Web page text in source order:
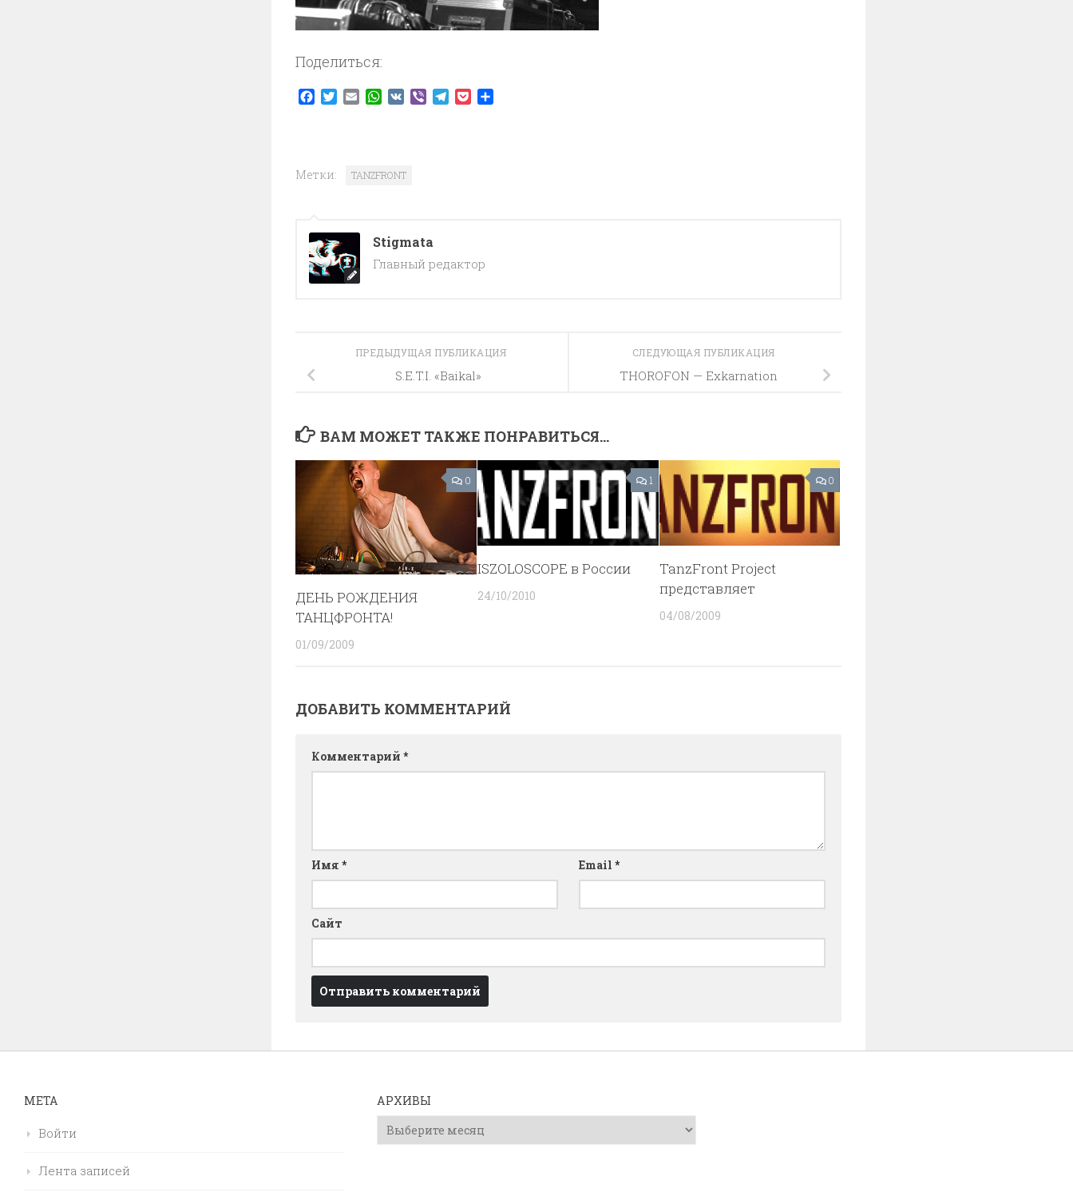
Поделиться:
Facebook
TwitterEmailWhatsApp
VK ViberTelegram
Pocket
Метки: TANZFRONT
Stigmata
Главный редактор
СЛЕДУЮЩАЯ ПУБЛИКАЦИЯ
THOROFON — Exkarnation
ПРЕДЫДУЩАЯ ПУБЛИКАЦИЯ
S.E.T.I. «Baikal»
ВАМ МОЖЕТ ТАКЖЕ ПОНРАВИТЬСЯ...
0
ДЕНЬ РОЖДЕНИЯ
ТАНЦФРОНТА!
01/09/2009
1
ISZOLOSCOPE в России
24/10/2010
0
TanzFront Project
представляет
04/08/2009
ДОБАВИТЬ КОММЕНТАРИЙ
Комментарий *
Имя * Email *
Сайт
МЕТА
Войти
Лента записей
АРХИВЫ
Архивы